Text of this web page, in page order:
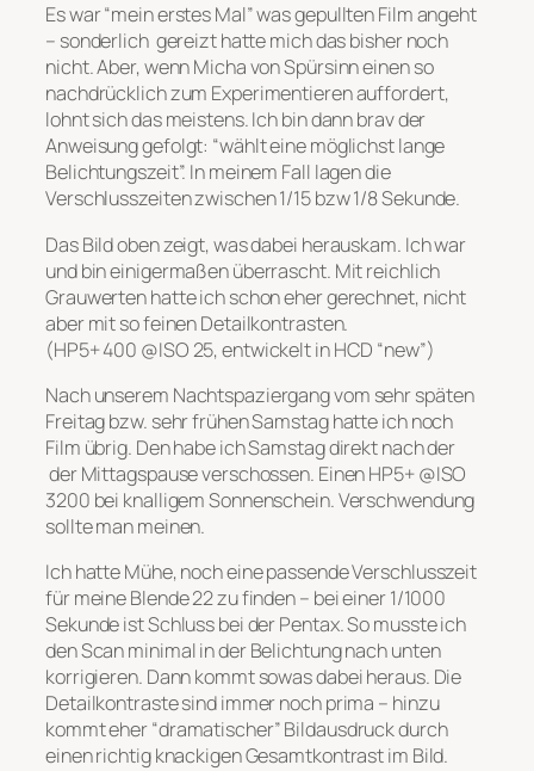
Es war “mein erstes Mal” was gepullten Film angeht
– sonderlich gereizt hatte mich das bisher noch
nicht. Aber, wenn Micha von Spürsinn einen so
nachdrücklich zum Experimentieren auffordert,
lohnt sich das meistens. Ich bin dann brav der
Anweisung gefolgt: “wählt eine möglichst lange
Belichtungszeit”. In meinem Fall lagen die
Verschlusszeiten zwischen 1/15 bzw 1/8 Sekunde.
Das Bild oben zeigt, was dabei herauskam. Ich war
und bin einigermaßen überrascht. Mit reichlich
Grauwerten hatte ich schon eher gerechnet, nicht
aber mit so feinen Detailkontrasten.
(HP5+ 400 @ISO 25, entwickelt in HCD “new”)
Nach unserem Nachtspaziergang vom sehr späten
Freitag bzw. sehr frühen Samstag hatte ich noch
Film übrig. Den habe ich Samstag direkt nach der
der Mittagspause verschossen. Einen HP5+ @ISO
3200 bei knalligem Sonnenschein. Verschwendung
sollte man meinen.
Ich hatte Mühe, noch eine passende Verschlusszeit
für meine Blende 22 zu finden – bei einer 1/1000
Sekunde ist Schluss bei der Pentax. So musste ich
den Scan minimal in der Belichtung nach unten
korrigieren. Dann kommt sowas dabei heraus. Die
Detailkontraste sind immer noch prima – hinzu
kommt eher “dramatischer” Bildausdruck durch
einen richtig knackigen Gesamtkontrast im Bild.